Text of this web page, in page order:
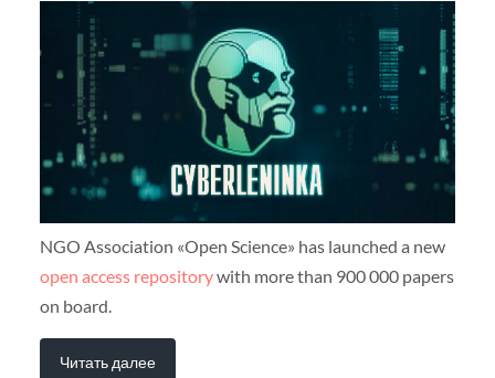
NGO Association «Open Science» has launched a new
open access repositorywith more than 900 000 papers
on board.
Читать далее